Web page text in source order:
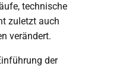
technische
zuletzt auch
verändert.
der